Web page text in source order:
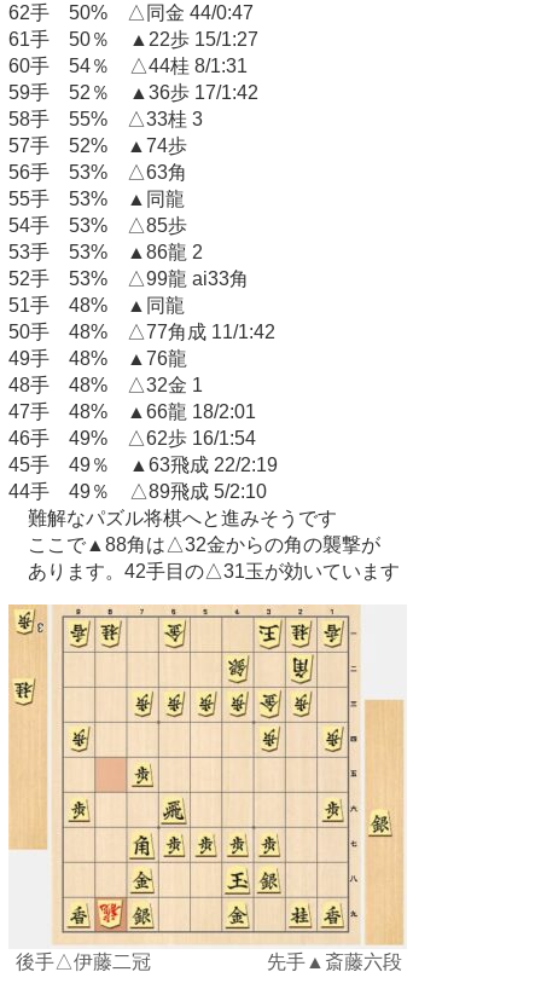
62手 50% △同金 44/0:47
61手 50％ ▲22歩 15/1:27
60手 54％ △44桂 8/1:31
59手 52％ ▲36歩 17/1:42
58手 55% △33桂 3
57手 52% ▲74歩
56手 53% △63角
55手 53% ▲同龍
54手 53% △85歩
53手 53% ▲86龍 2
52手 53% △99龍 ai33角
51手 48% ▲同龍
50手 48% △77角成 11/1:42
49手 48% ▲76龍
48手 48% △32金 1
47手 48% ▲66龍 18/2:01
46手 49% △62歩 16/1:54
45手 49％ ▲63飛成 22/2:19
44手 49％ △89飛成 5/2:10
難解なパズル将棋へと進みそうです
ここで▲88角は△32金からの角の襲撃が
あります。42手目の△31玉が効いています
後手△伊藤二冠 先手▲斎藤六段